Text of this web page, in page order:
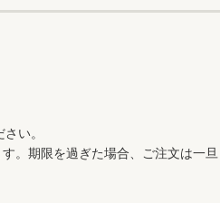
い。
。期限を過ぎた場合、ご注文は一旦